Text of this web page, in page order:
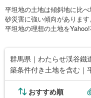
平坦地の土地は傾斜地に比
砂災害に強い傾向がありま
平坦地の理想の土地を
群馬県｜わたらせ渓谷鐵
築条件付き土地を含む｜
おすすめ順